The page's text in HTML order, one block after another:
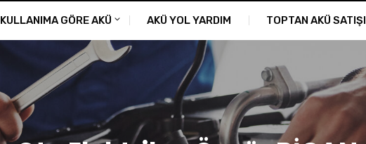
KULLANIMA GÖRE AKÜ AKÜ YOL YARDIM TOPTAN AKÜ SATIŞI